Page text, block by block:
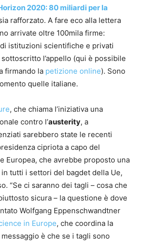
2020: 80 miliardi per la
rafforzato. A fare eco alla lettera
arrivate oltre 100mila firme:
istituzioni scientifiche e privati
l’appello (qui è possibile
firmando la petizione online). Sono
quelle italiane.
, che chiama l’iniziativa una
contro l’austerity, a
sarebbero state le recenti
cipriota a capo del
Europea, che avrebbe proposto una
tutti i settori del bagdet della Ue,
“Se ci saranno dei tagli – cosa che
sicura – la questione è dove
Wolfgang Eppenschwandtner
in Europe, che coordina la
è che se i tagli sono